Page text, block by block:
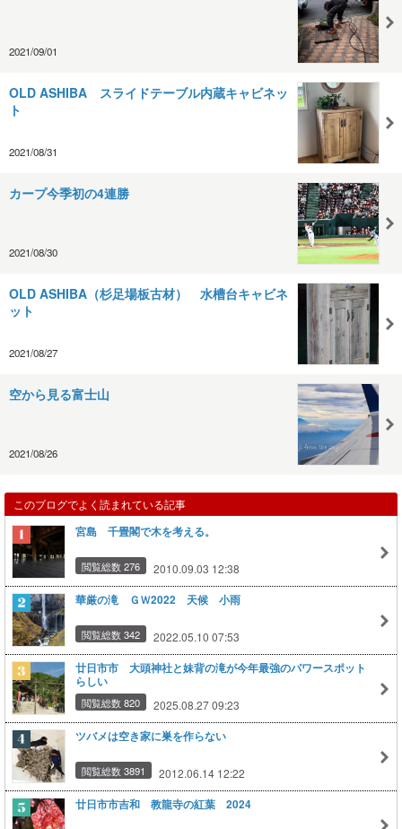
2021/09/01
OLD ASHIBA スライドテーブル内蔵キャビネッ
ト
2021/08/31
カープ今季初の4連勝
2021/08/30
OLD ASHIBA（杉足場板古材） 水槽台キャビネ
ット
2021/08/27
空から見る富士山
2021/08/26
このブログでよく読まれている記事
宮島 千畳閣で木を考える。
閲覧総数 276 2010.09.03 12:38
華厳の滝 ＧＷ2022 天候 小雨
閲覧総数 342 2022.05.10 07:53
廿日市市 大頭神社と妹背の滝が今年最強のパワースポット
らしい
閲覧総数 820 2025.08.27 09:23
ツバメは空き家に巣を作らない
閲覧総数 3891 2012.06.14 12:22
廿日市市吉和 教龍寺の紅葉 2024